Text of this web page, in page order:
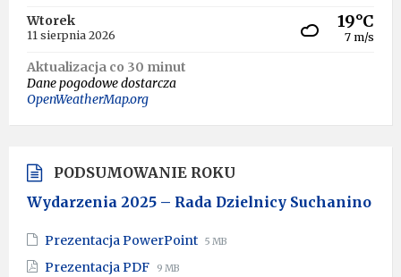
Wtorek
11 sierpnia 2026
19°C
7 m/s
Aktualizacja co 30 minut
Dane pogodowe dostarcza
OpenWeatherMap.org
PODSUMOWANIE ROKU
Wydarzenia 2025 – Rada Dzielnicy Suchanino
Prezentacja PowerPoint File
File
5 MB
Prezentacja PDF File
File
9 MB